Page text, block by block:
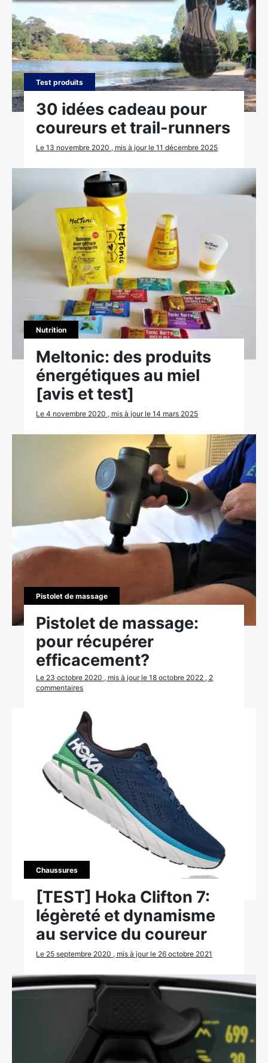
Test produits
30 idées cadeau pour
coureurs et trail-runners
Le 13 novembre 2020 , mis à jour le 11 décembre 2025
Nutrition
Meltonic: des produits
énergétiques au miel
[avis et test]
Le 4 novembre 2020 , mis à jour le 14 mars 2025
Pistolet de massage
Pistolet de massage:
pour récupérer
efficacement?
Le 23 octobre 2020 , mis à jour le 18 octobre 2022 , 2
commentaires
Chaussures
[TEST] Hoka Clifton 7:
légèreté et dynamisme
au service du coureur
Le 25 septembre 2020 , mis à jour le 26 octobre 2021